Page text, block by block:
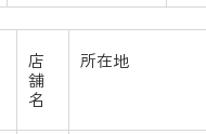
店
舗
名
所在地